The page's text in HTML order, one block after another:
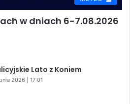
w dniach 6-7.08.2026
Lato z Koniem
2026 | 17:01